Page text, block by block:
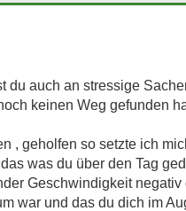
du auch an stressige
keinen Weg gefunden
, geholfen so setzte ich
was du über den Tag
Geschwindigkeit
war und das du dich im